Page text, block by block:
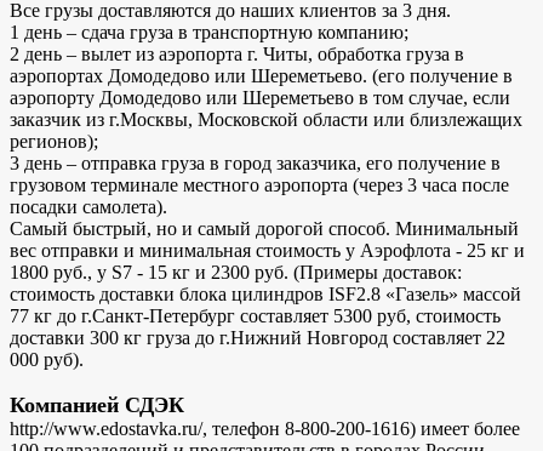
Все грузы доставляются до наших клиентов за 3 дня.
1 день – сдача груза в транспортную компанию;
2 день – вылет из аэропорта г. Читы, обработка груза в
аэропортах Домодедово или Шереметьево. (его получение в
аэропорту Домодедово или Шереметьево в том случае, если
заказчик из г.Москвы, Московской области или близлежащих
регионов);
3 день – отправка груза в город заказчика, его получение в
грузовом терминале местного аэропорта (через 3 часа после
посадки самолета).
Самый быстрый, но и самый дорогой способ. Минимальный
вес отправки и минимальная стоимость у Аэрофлота - 25 кг и
1800 руб., у S7 - 15 кг и 2300 руб. (Примеры доставок:
стоимость доставки блока цилиндров ISF2.8 «Газель» массой
77 кг до г.Санкт-Петербург составляет 5300 руб, стоимость
доставки 300 кг груза до г.Нижний Новгород составляет 22
000 руб).
Компанией СДЭК
http://www.edostavka.ru/, телефон 8-800-200-1616) имеет более